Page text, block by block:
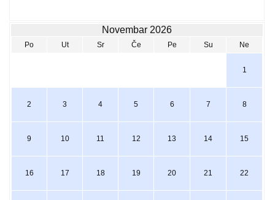
Novembar 2026
Po Ut Sr Če Pe Su Ne
1
2 3 4 5 6 7 8
9 10 11 12 13 14 15
16 17 18 19 20 21 22